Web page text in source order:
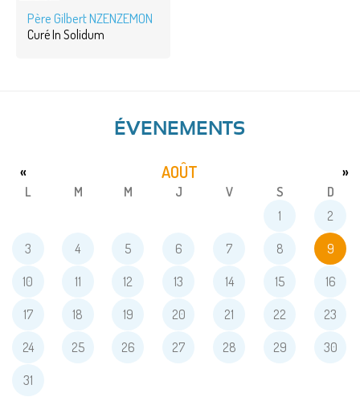
Père Gilbert NZENZEMON
Curé In Solidum
ÉVENEMENTS
AOÛT
« »
L M M J V S
D
1
2
3 4 5 6 7 8 9
10 11 12 13 14 15 16
17 18 19 20 21 22 23
24 25 26 27 28 29 30
31